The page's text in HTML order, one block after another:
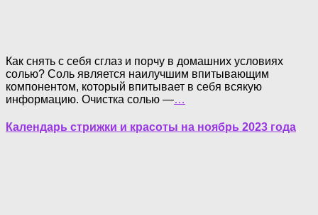
Как снять с себя сглаз и порчу в домашних условиях
солью? Соль является наилучшим впитывающим
компонентом, который впитывает в себя всякую
информацию. Очистка солью —…
Календарь стрижки и красоты на ноябрь 2023 года